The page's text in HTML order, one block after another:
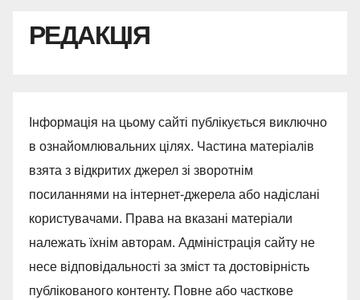
РЕДАКЦІЯ
Інформація на цьому сайті публікується виключно
в ознайомлювальних цілях. Частина матеріалів
взята з відкритих джерел зі зворотнім
посиланнями на інтернет-джерела або надіслані
користувачами. Права на вказані матеріали
належать їхнім авторам. Адміністрація сайту не
несе відповідальності за зміст та достовірність
публікованого контенту. Повне або часткове